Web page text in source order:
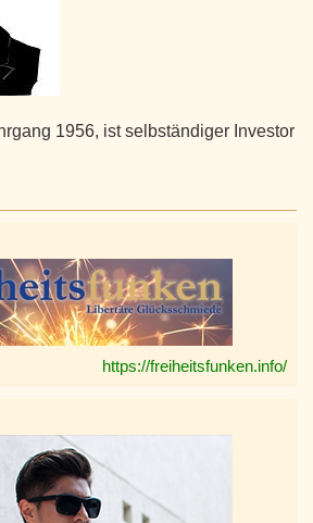
1956, ist selbständiger Investor
https://freiheitsfunken.info/